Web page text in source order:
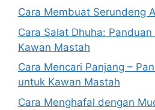
Cara Membuat Serundeng
Cara Salat Dhuha:
Kawan Mastah
Cara Mencari Panjang –
untuk Kawan Mastah
Cara Menghafal dengan